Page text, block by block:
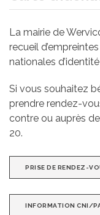
La mairie de
recueil
nationales
Si vous souhaitez
prendre rendez-
contre ou auprès
20.
PRISE DE RENDEZ-
INFORMATION CNI/